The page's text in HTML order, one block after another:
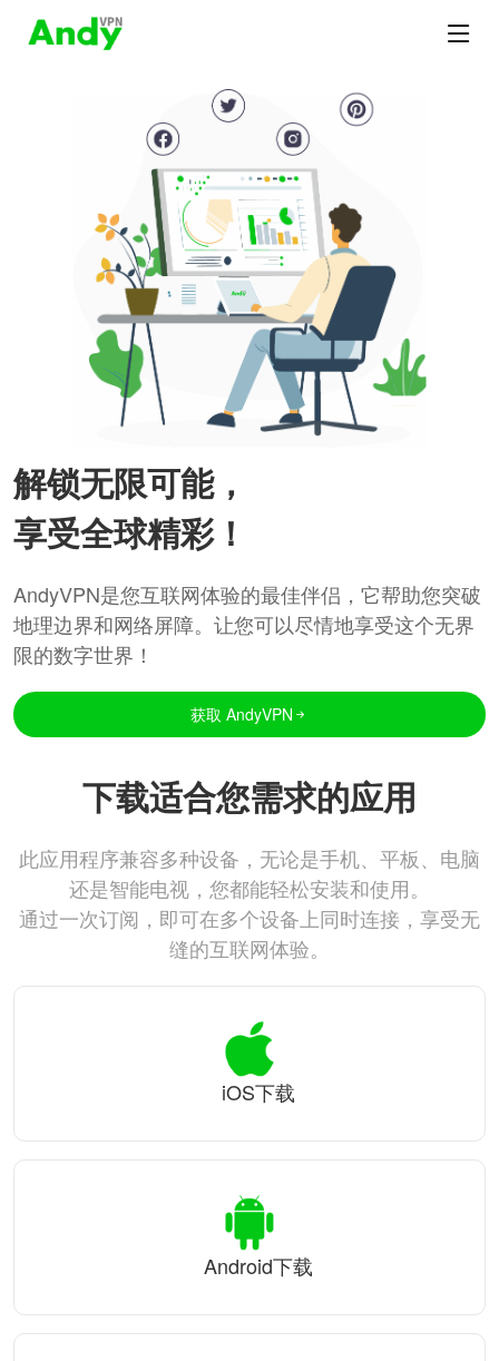
解锁无限可能，
享受全球精彩！
AndyVPN是您互联网体验的最佳伴侣，它帮助您突破
地理边界和网络屏障。让您可以尽情地享受这个无界
限的数字世界！
获取 AndyVPN
下载适合您需求的应用
此应用程序兼容多种设备，无论是手机、平板、电脑
还是智能电视，您都能轻松安装和使用。
通过一次订阅，即可在多个设备上同时连接，享受无
缝的互联网体验。
iOS下载
Android下载